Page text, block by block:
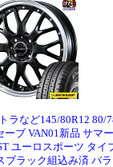
ラなど145/80R12 80/
ーブ VAN01新品 サマ
ユーロスポーツ タイ
ブラック組込み済 バ